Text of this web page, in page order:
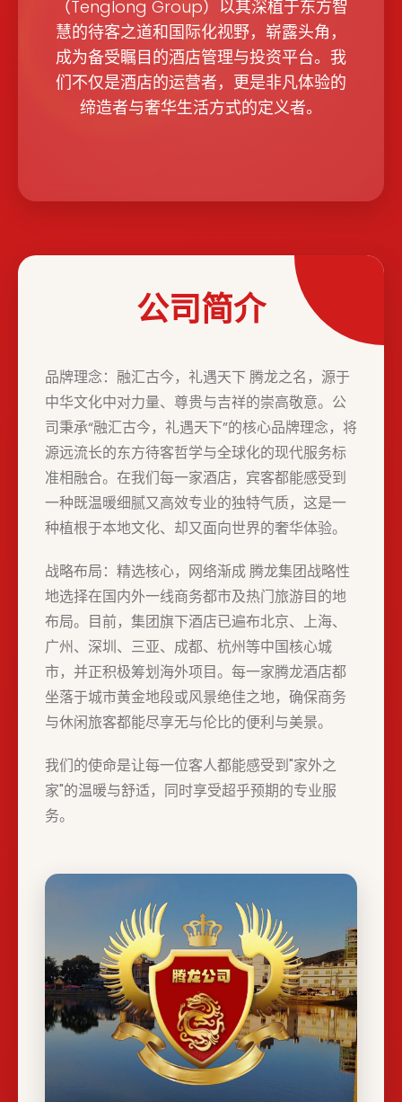
（Tenglong Group）以其深植于东方智
慧的待客之道和国际化视野，崭露头角，
成为备受瞩目的酒店管理与投资平台。我
们不仅是酒店的运营者，更是非凡体验的
缔造者与奢华生活方式的定义者。
公司简介
品牌理念：融汇古今，礼遇天下 腾龙之名，源于
中华文化中对力量、尊贵与吉祥的崇高敬意。公
司秉承“融汇古今，礼遇天下”的核心品牌理念，将
源远流长的东方待客哲学与全球化的现代服务标
准相融合。在我们每一家酒店，宾客都能感受到
一种既温暖细腻又高效专业的独特气质，这是一
种植根于本地文化、却又面向世界的奢华体验。
战略布局：精选核心，网络渐成 腾龙集团战略性
地选择在国内外一线商务都市及热门旅游目的地
布局。目前，集团旗下酒店已遍布北京、上海、
广州、深圳、三亚、成都、杭州等中国核心城
市，并正积极筹划海外项目。每一家腾龙酒店都
坐落于城市黄金地段或风景绝佳之地，确保商务
与休闲旅客都能尽享无与伦比的便利与美景。
我们的使命是让每一位客人都能感受到"家外之
家"的温暖与舒适，同时享受超乎预期的专业服
务。